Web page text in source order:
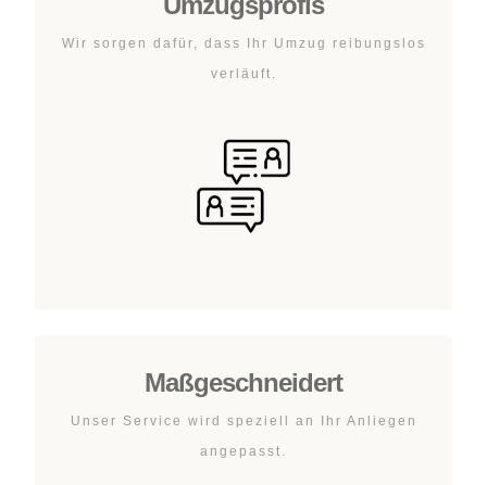
Wir sorgen dafür, dass Ihr Umzug reibungslos
verläuft.
Maßgeschneidert
Unser Service wird speziell an Ihr Anliegen
angepasst.